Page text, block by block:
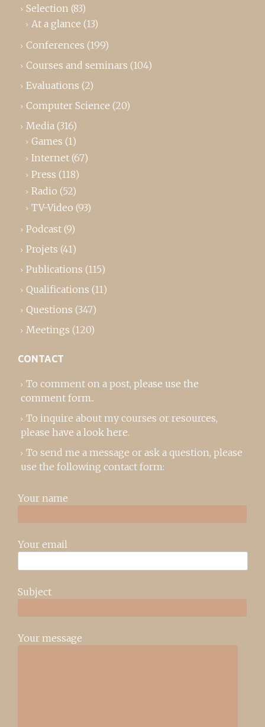
Selection (83)
At a glance (13)
Conferences (199)
Courses and seminars (104)
Evaluations (2)
Computer Science (20)
Media (316)
Games (1)
Internet (67)
Press (118)
Radio (52)
TV-Video (93)
Podcast (9)
Projets (41)
Publications (115)
Qualifications (11)
Questions (347)
Meetings (120)
CONTACT
To comment on a post, please use the
comment form..
To inquire about my courses or resources,
please have a look here.
To send me a message or ask a question, please
use the following contact form:
Your name
Your email
Subject
Your message